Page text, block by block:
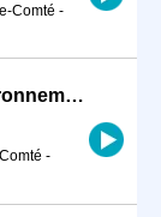
Comté -
Animateur en Hygiène Sécurité Environnement en CDD à Dijon (H/F)
-